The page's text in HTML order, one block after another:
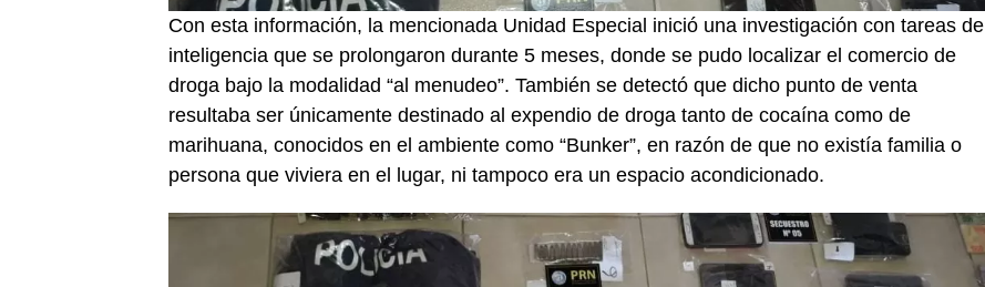
Con esta información, la mencionada Unidad Especial inició una investigación con tareas de
inteligencia que se prolongaron durante 5 meses, donde se pudo localizar el comercio de
droga bajo la modalidad “al menudeo”. También se detectó que dicho punto de venta
resultaba ser únicamente destinado al expendio de droga tanto de cocaína como de
marihuana, conocidos en el ambiente como “Bunker”, en razón de que no existía familia o
persona que viviera en el lugar, ni tampoco era un espacio acondicionado.